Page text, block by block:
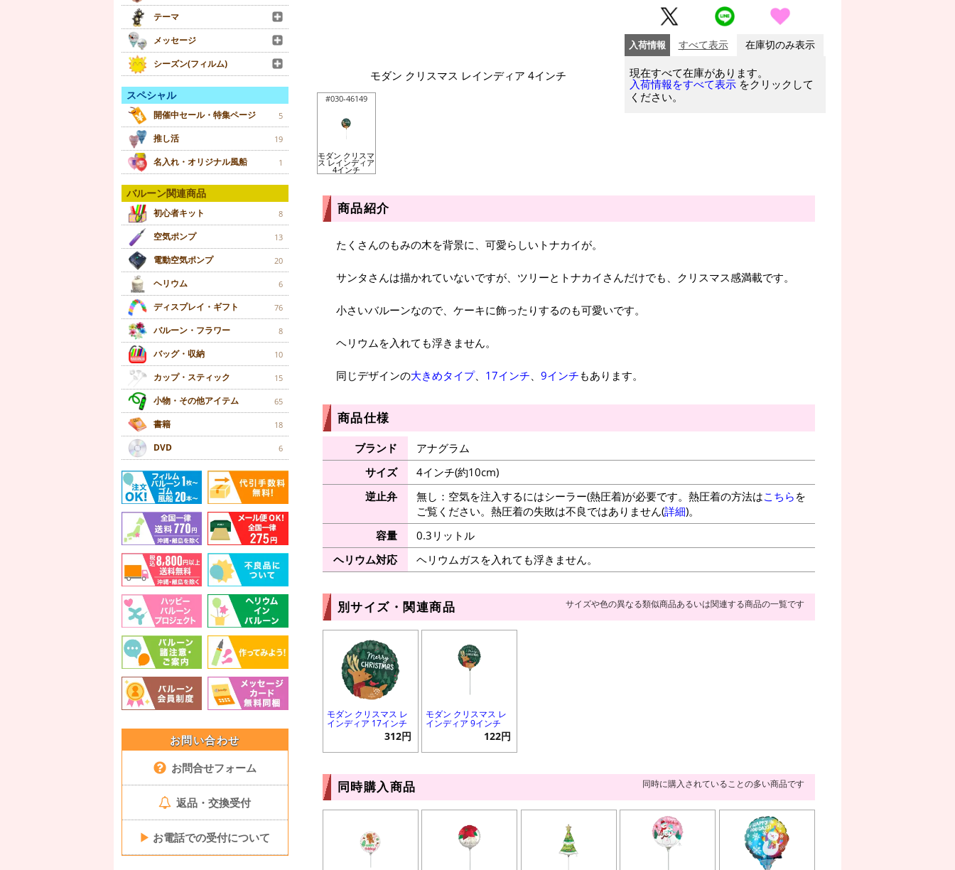
テーマ
メッセージ
シーズン(フィルム)
スペシャル
開催中セール・特集ページ 5
推し活 19
名入れ・オリジナル風船 1
バルーン関連商品
初心者キット 8
空気ポンプ 13
電動空気ポンプ 20
ヘリウム 6
ディスプレイ・ギフト 76
バルーン・フラワー 8
バッグ・収納 10
カップ・スティック 15
小物・その他アイテム 65
書籍 18
DVD 6
お問い合わせ
お問合せフォーム
返品・交換受付
▶ お電話での受付について
モダン クリスマス レインディア 4インチ
#030-46149
モダン クリスマ
ス レインディア
4インチ
入荷情報 すべて表示 在庫切のみ表示
現在すべて在庫があります。
入荷情報をすべて表示 をクリックして
ください。
商品紹介
たくさんのもみの木を背景に、可愛らしいトナカイが。
サンタさんは描かれていないですが、ツリーとトナカイさんだけでも、クリスマス感満載です。
小さいバルーンなので、ケーキに飾ったりするのも可愛いです。
ヘリウムを入れても浮きません。
同じデザインの大きめタイプ、 17インチ、 9インチもあります。
商品仕様
ブランド
アナグラム
サイズ
4インチ(約10cm)
逆止弁
無し：空気を注入するにはシーラー(熱圧着)が必要です。熱圧着の方法はこちら を
ご覧ください。熱圧着の失敗は不良ではありません(詳細)。
容量
0.3リットル
ヘリウム対応
ヘリウムガスを入れても浮きません。
別サイズ・関連商品 サイズや色の異なる類似商品あるいは関連する商品の一覧です
モダン クリスマス レ
インディア 17インチ
312円
モダン クリスマス レ
インディア 9インチ
122円
同時購入商品 同時に購入されていることの多い商品です